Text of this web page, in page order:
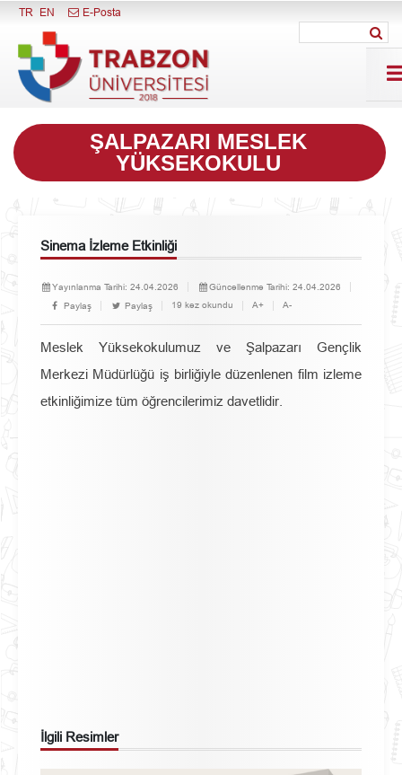
Menüyü Kapat
TR EN E-Posta
ŞALPAZARI MESLEK
YÜKSEKOKULU
Sinema İzleme Etkinliği
Yayınlanma Tarihi: 24.04.2026 Güncellenme Tarihi: 24.04.2026
Paylaş
Paylaş 19 kez okundu A+ A-
Meslek Yüksekokulumuz ve Şalpazarı Gençlik
Merkezi Müdürlüğü iş birliğiyle düzenlenen film izleme
etkinliğimize tüm öğrencilerimiz davetlidir.
İlgili Resimler